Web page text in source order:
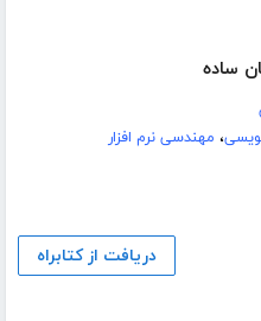
ساده
، مهندسی نرم افزار
دریافت از کتابراه